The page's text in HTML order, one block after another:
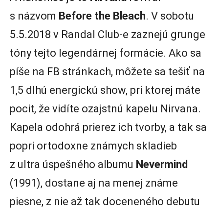
s názvom Before the Bleach. V sobotu
5.5.2018 v Randal Club-e zaznejú grunge
tóny tejto legendárnej formácie. Ako sa
píše na FB stránkach, môžete sa tešiť na
1,5 dlhú energickú show, pri ktorej máte
pocit, že vidíte ozajstnú kapelu Nirvana.
Kapela odohrá prierez ich tvorby, a tak sa
popri ortodoxne známych skladieb
z ultra úspešného albumu Nevermind
(1991), dostane aj na menej známe
piesne, z nie až tak doceneného debutu